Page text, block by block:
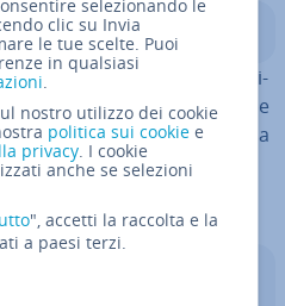
descrive una vul­ne­ra­bi­li­
un singolo com­po­nen­te. Se
l’intero sistema
tipi di SPOF e come si può
selezionando le
clic su Invia
le tue scelte. Puoi
in qualsiasi
.
nostro utilizzo dei cookie
politica sui cookie e
privacy. I cookie
anche se selezioni
", accetti la raccolta e la
a paesi terzi.